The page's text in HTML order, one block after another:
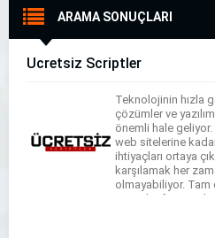
ARAMA SONUÇLARI
Ücretsiz Scriptler
Teknolojinin hızla
çözümler ve
önemli hale
web sitelerine
ihtiyaçları ortaya
karşılamak her
olmayabiliyor.
Scriptler firması